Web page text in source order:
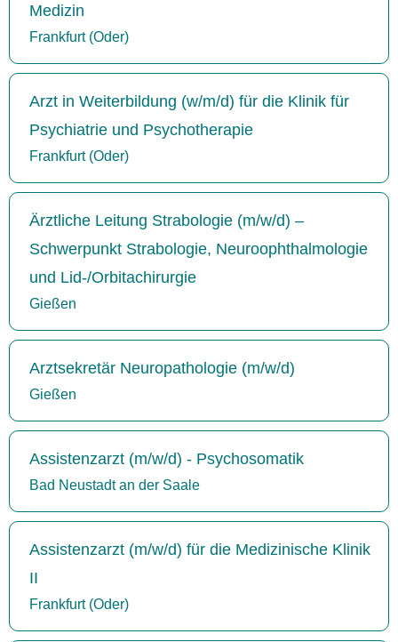
Medizin
Frankfurt (Oder)
Arzt in Weiterbildung (w/m/d) für die Klinik für
Psychiatrie und Psychotherapie
Frankfurt (Oder)
Ärztliche Leitung Strabologie (m/w/d) –
Schwerpunkt Strabologie, Neuroophthalmologie
und Lid-/Orbitachirurgie
Gießen
Arztsekretär Neuropathologie (m/w/d)
Gießen
Assistenzarzt (m/w/d) - Psychosomatik
Bad Neustadt an der Saale
Assistenzarzt (m/w/d) für die Medizinische Klinik
II
Frankfurt (Oder)